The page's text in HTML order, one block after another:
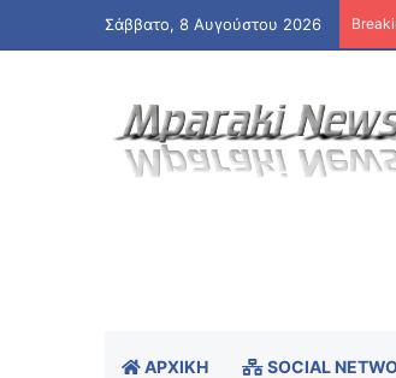
Σάββατο, 8 Αυγούστου 2026
ΑΡΧΙΚΉ SOCIAL